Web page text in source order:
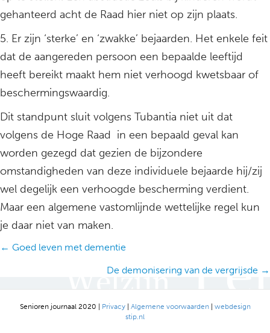
gehanteerd acht de Raad hier niet op zijn plaats.
5. Er zijn ‘sterke’ en ‘zwakke’ bejaarden. Het enkele feit
dat de aangereden persoon een bepaalde leeftijd
heeft bereikt maakt hem niet verhoogd kwetsbaar of
beschermingswaardig.
Dit standpunt sluit volgens Tubantia niet uit dat
volgens de Hoge Raad in een bepaald geval kan
worden gezegd dat gezien de bijzondere
omstandigheden van deze individuele bejaarde hij/zij
wel degelijk een verhoogde bescherming verdient.
Maar een algemene vastomlijnde wettelijke regel kun
je daar niet van maken.
Posts
← Goed leven met dementie
De demonisering van de vergrijsde →
Senioren journaal 2020 | Privacy| Algemene voorwaarden| webdesign
stip.nl